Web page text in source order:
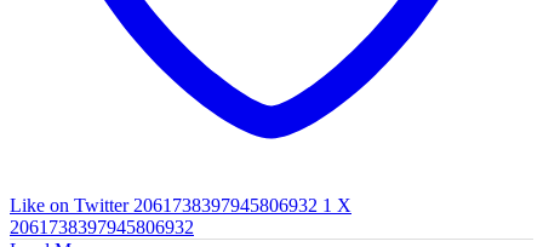
Like on Twitter 2061738397945806932 1 X
2061738397945806932